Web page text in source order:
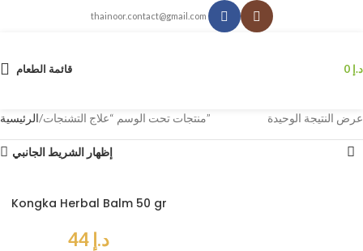
thainoor.contact@gmail.com
قائمة الطعام د.إ
الرئيسية منتجات تحت الوسم “علاج التشنجات” عرض النتيجة الوحيدة
إظهار الشريط الجانبي
Kongka Herbal Balm 50 gr
د.إ